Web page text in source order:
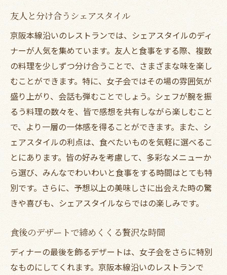
友人と分け合うシェアスタイル
京阪本線沿いのレストランでは、シェアスタイルのディ
ナーが人気を集めています。友人と食事をする際、複数
の料理を少しずつ分け合うことで、さまざまな味を楽し
むことができます。特に、女子会ではその場の雰囲気が
盛り上がり、会話も弾むことでしょう。シェフが腕を振
るう料理の数々を、皆で感想を共有しながら楽しむこと
で、より一層の一体感を得ることができます。また、シ
ェアスタイルの利点は、食べたいものを気軽に選べるこ
とにあります。皆の好みを考慮して、多彩なメニューか
ら選び、みんなでわいわいと食事をする時間はとても特
別です。さらに、予想以上の美味しさに出会えた時の驚
きや喜びも、シェアスタイルならではの楽しみです。
食後のデザートで締めくくる贅沢な時間
ディナーの最後を飾るデザートは、女子会をさらに特別
なものにしてくれます。京阪本線沿いのレストランで